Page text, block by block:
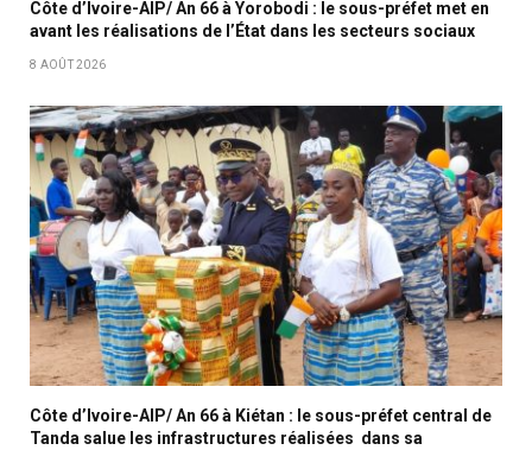
Côte d’Ivoire-AIP/ An 66 à Yorobodi : le sous-préfet met en
avant les réalisations de l’État dans les secteurs sociaux
8 AOÛT 2026
Côte d’Ivoire-AIP/ An 66 à Kiétan : le sous-préfet central de
Tanda salue les infrastructures réalisées dans sa